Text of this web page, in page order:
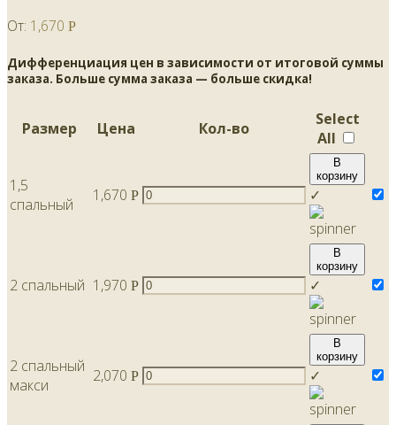
От: 1,670 Р
Дифференциация цен в зависимости от итоговой суммы
заказа. Больше сумма заказа — больше скидка!
Размер Цена Кол-во
Select
All
1,5
спальный
1,670 Р
В
корзину
✓
2 спальный 1,970 Р
В
корзину
✓
2 спальный
макси
2,070 Р
В
корзину
✓